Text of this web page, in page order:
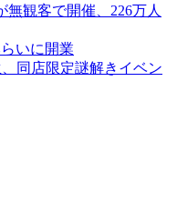
無観客で開催、226万人
いに開業
同店限定謎解きイベン